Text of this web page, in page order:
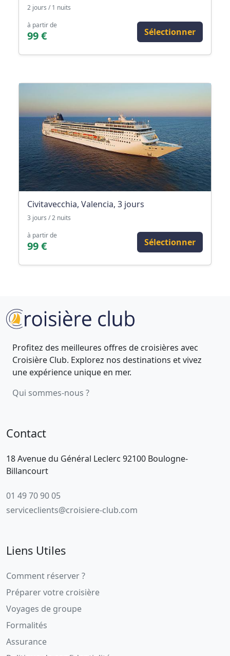
2 jours / 1 nuits
à partir de
99 € Sélectionner
Civitavecchia, Valencia, 3 jours
3 jours / 2 nuits
à partir de
99 € Sélectionner
Profitez des meilleures offres de croisières avec
Croisière Club. Explorez nos destinations et vivez
une expérience unique en mer.
Qui sommes-nous ?
Contact
18 Avenue du Général Leclerc 92100 Boulogne-
Billancourt
01 49 70 90 05
serviceclients@croisiere-club.com
Liens Utiles
Comment réserver ?
Préparer votre croisière
Voyages de groupe
Formalités
Assurance